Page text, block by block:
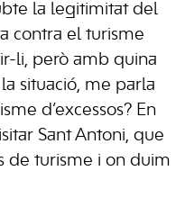
la legitimitat del
contra el turisme
li, però amb quina
situació, me parla
d’excessos? En
Sant Antoni, que
de turisme i on duim